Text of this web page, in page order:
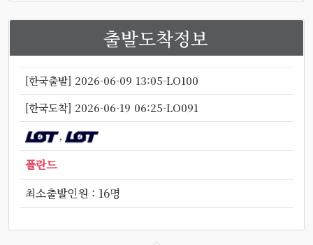
출발도착정보
[한국출발] 2026-06-09 13:05-LO100
[한국도착] 2026-06-19 06:25-LO091
,
폴란드
최소출발인원 : 16명